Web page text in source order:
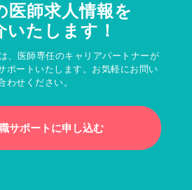
医師求人情報を
いたします！
、医師専任のキャリアパートナーが
ポートいたします。お気軽にお問い
わせください。
サポートに申し込む